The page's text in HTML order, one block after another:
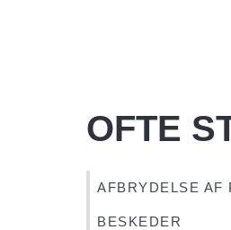
OFTE
AFBRYDELSE AF
BESKEDER